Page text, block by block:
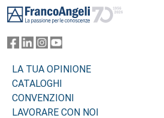
LA TUA OPINIONE
CATALOGHI
CONVENZIONI
LAVORARE CON NOI